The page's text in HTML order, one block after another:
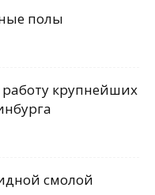
полы
крупнейших
смолой